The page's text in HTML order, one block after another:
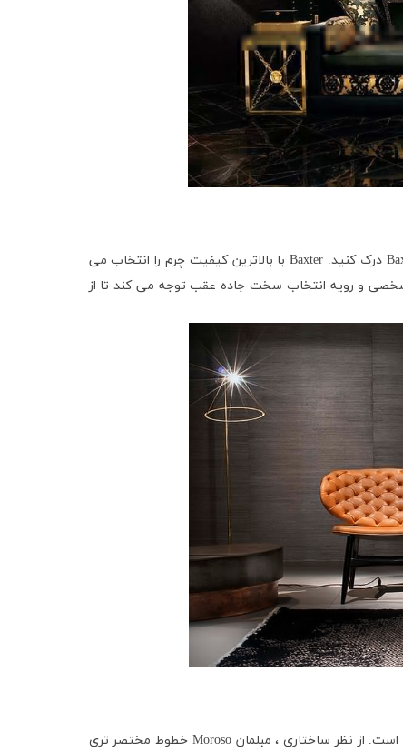
درک کنید. Baxterبا بالاترین کیفیت چرم را انتخاب می
و رویه انتخاب سخت جاده عقب توجه می کند تا از
است. از نظر ساختاری ، مبلمانMoroso خطوط مختصر تری